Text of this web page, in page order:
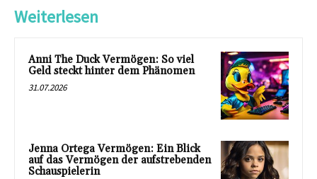
Weiterlesen
Anni The Duck Vermögen: So viel
Geld steckt hinter dem Phänomen
31.07.2026
Jenna Ortega Vermögen: Ein Blick
auf das Vermögen der aufstrebenden
Schauspielerin